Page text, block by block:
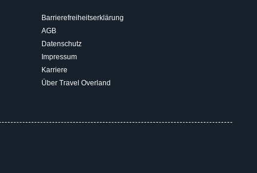
Barrierefreiheitserklärung
AGB
Datenschutz
Impressum
Karriere
Über Travel Overland